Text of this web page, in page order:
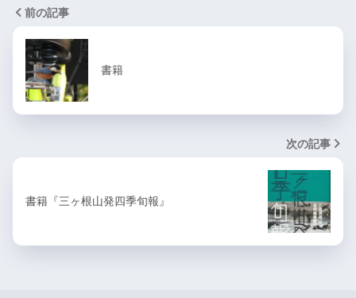
前の記事
書籍
次の記事
書籍『三ヶ根山発四季旬報』